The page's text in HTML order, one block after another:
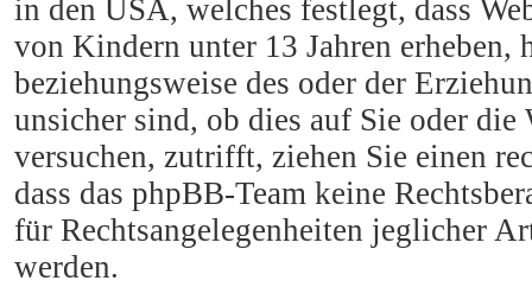
in den USA, welches festlegt, dass
von Kindern unter 13 Jahren
beziehungsweise des oder der
unsicher sind, ob dies auf Sie oder
versuchen, zutrifft, ziehen Sie einen
dass das phpBB-Team keine
für Rechtsangelegenheiten jeglicher
werden.